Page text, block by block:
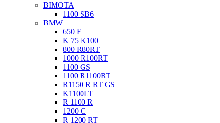
BIMOTA
1100 SB6
BMW
650 F
K 75 K100
800 R80RT
1000 R100RT
1100 GS
1100 R1100RT
R1150 R RT GS
K1100LT
R 1100 R
1200 C
R 1200 RT